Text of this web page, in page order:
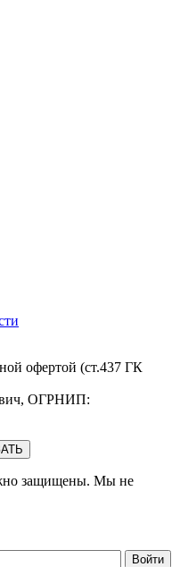
офертой (ст.437 ГК
ОГРНИП:
защищены. Мы не